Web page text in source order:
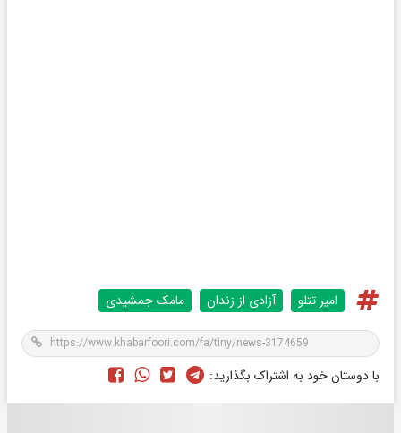
امیر تتلو آزادی از زندان مامک جمشیدی
با دوستان خود به اشتراک بگذارید: